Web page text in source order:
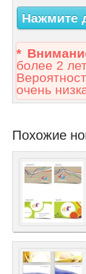
Нажмите
*
более 2
очень
Похожие